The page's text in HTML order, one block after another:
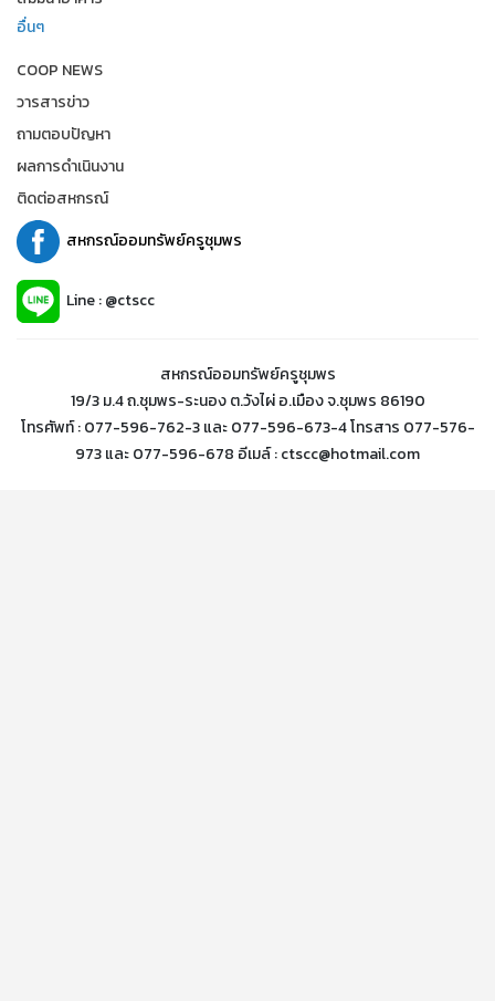
อื่นๆ
COOP NEWS
วารสารข่าว
ถามตอบปัญหา
ผลการดำเนินงาน
ติดต่อสหกรณ์
สหกรณ์ออมทรัพย์ครูชุมพร
Line : @ctscc
สหกรณ์ออมทรัพย์ครูชุมพร
19/3 ม.4 ถ.ชุมพร-ระนอง ต.วังไผ่ อ.เมือง จ.ชุมพร 86190
โทรศัพท์ : 077-596-762-3 และ 077-596-673-4 โทรสาร 077-576-
973 และ 077-596-678 อีเมล์ : ctscc@hotmail.com